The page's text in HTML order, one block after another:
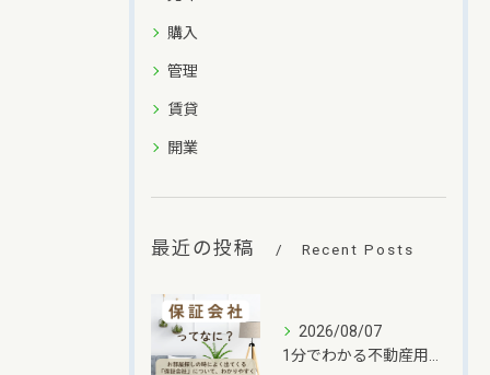
購入
管理
賃貸
開業
最近の投稿 Recent Posts
2026/08/07